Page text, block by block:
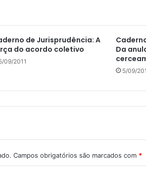
de Jurisprudência: A
do acordo coletivo
09/2011
Da
5/09/
Campos obrigatórios são marcados com *